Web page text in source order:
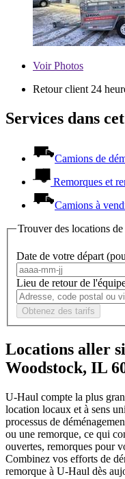
VoirPhotos
Retour client 24
Services dans
Camions de
Remorques et
Camions à
Trouver des locations
Date de votre départ
Lieu de retour de
Obtenez des tarifs
Locations aller
Woodstock, IL
U-Haul compte la plus
location locaux et à sens
processus de
ou une remorque, ce qui
ouvertes, remorques pour
Combinez vos efforts de
remorque à U-Haul dès